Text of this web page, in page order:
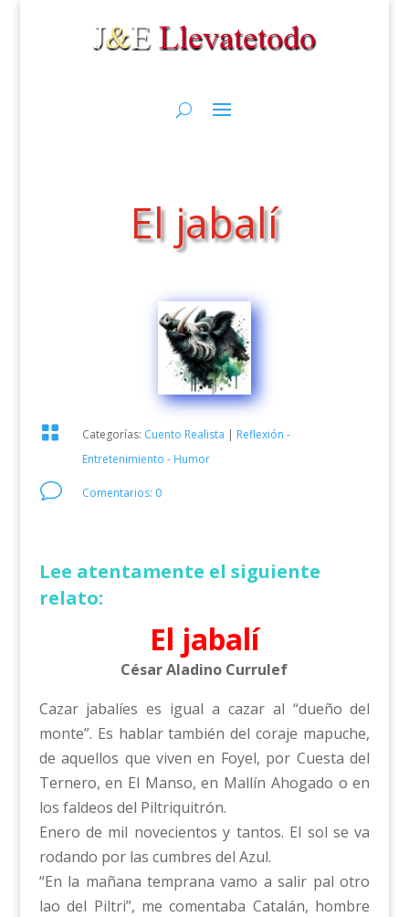
El jabalí
 Categorías: Cuento Realista | Reflexión -
Entretenimiento - Humor
v Comentarios: 0
Lee atentamente el siguiente
relato:
El jabalí
César Aladino Currulef
Cazar jabalíes es igual a cazar al “dueño del
monte”. Es hablar también del coraje mapuche,
de aquellos que viven en Foyel, por Cuesta del
Ternero, en El Manso, en Mallín Ahogado o en
los faldeos del Piltriquitrón.
Enero de mil novecientos y tantos. El sol se va
rodando por las cumbres del Azul.
“En la mañana temprana vamo a salir pal otro
lao del Piltri”, me comentaba Catalán, hombre